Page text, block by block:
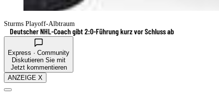
Sturms Playoff-Albtraum
Deutscher NHL-Coach gibt 2:0-Führung kurz vor Schluss ab
Express · Community
Diskutieren Sie mit
Jetzt kommentieren
ANZEIGE X